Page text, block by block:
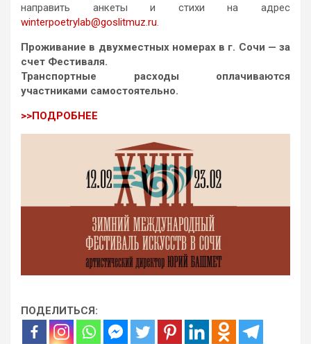
направить анкеты и стихи на адрес
winterpoetrylab@goslitmuz.ru.
Проживание в двухместных номерах в г. Сочи — за
счет Фестиваля.
Транспортные расходы оплачиваются
участниками самостоятельно.
>>ПОДРОБНЕЕ
ПОДЕЛИТЬСЯ: